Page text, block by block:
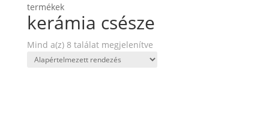
termékek
kerámia csésze
Mind a(z) 8 találat megjelenítve